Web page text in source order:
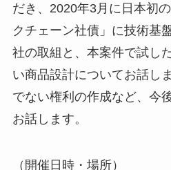
だき、2020年3月に日本初
クチェーン社債」に技術基
社の取組と、本案件で試し
い商品設計についてお話し
でない権利の作成など、今
お話します。
（開催日時・場所）